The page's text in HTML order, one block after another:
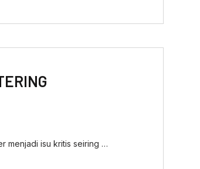
menjadi isu kritis seiring …